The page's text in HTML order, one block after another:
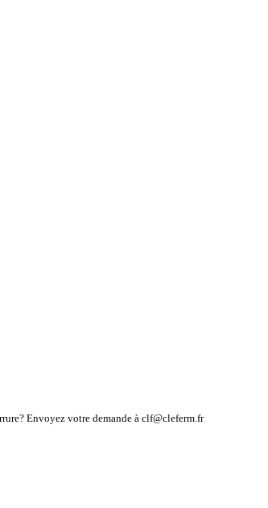
Envoyez votre demande à clf@cleferm.fr